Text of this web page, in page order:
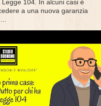
Legge 104. In alcuni casi è
a una nuova garanzia